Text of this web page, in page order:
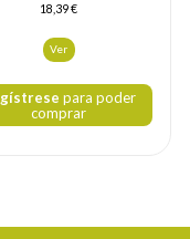
18,39 €
Ver
para poder
comprar